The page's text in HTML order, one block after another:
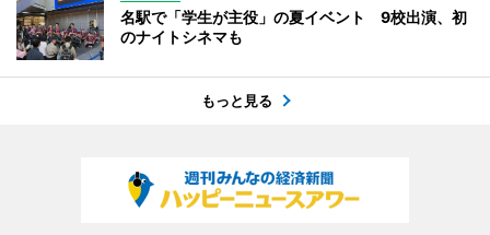
名駅で「学生が主役」の夏イベント 9校出演、初
のナイトシネマも
もっと見る